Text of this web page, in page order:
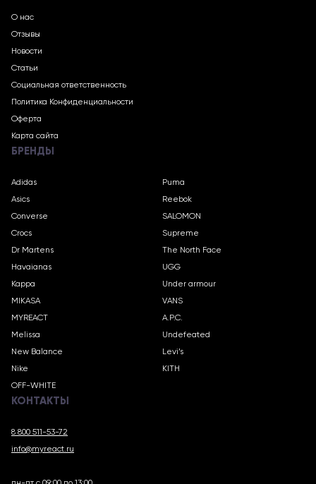
О нас
Отзывы
Новости
Статьи
Социальная ответственность
Политика Конфиденциальности
Оферта
Карта сайта
БРЕНДЫ
Adidas
Asics
Converse
Crocs
Dr Martens
Havaianas
Kappa
MIKASA
MYREACT
Melissa
New Balance
Nike
OFF-WHITE
Puma
Reebok
SALOMON
Supreme
The North Face
UGG
Under armour
VANS
A.P.C.
Undefeated
Levi’s
KITH
КОНТАКТЫ
8 800 511-53-72
info@myreact.ru